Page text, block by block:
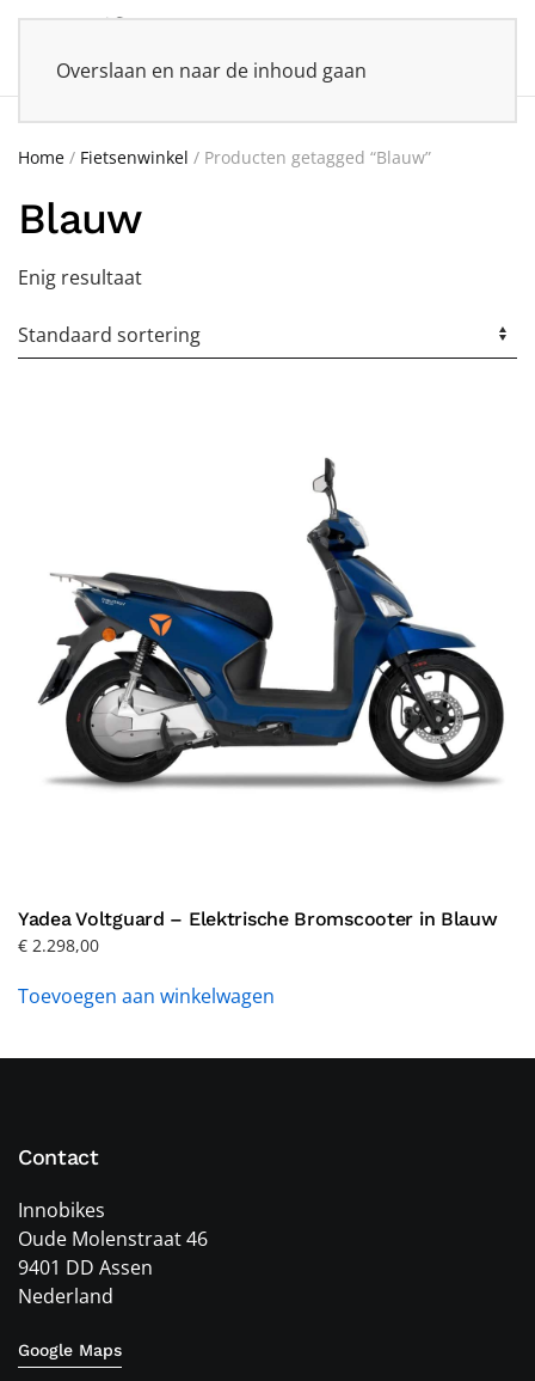
Overslaan en naar de inhoud gaan
Home / Fietsenwinkel / Producten getagged “Blauw”
Blauw
Enig resultaat
Yadea Voltguard – Elektrische Bromscooter in Blauw
€ 2.298,00
Toevoegen aan winkelwagen
Contact
Innobikes
Oude Molenstraat 46
9401 DD Assen
Nederland
Google Maps